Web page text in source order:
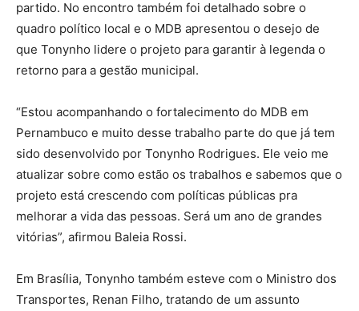
partido. No encontro também foi detalhado sobre o
quadro político local e o MDB apresentou o desejo de
que Tonynho lidere o projeto para garantir à legenda o
retorno para a gestão municipal.
“Estou acompanhando o fortalecimento do MDB em
Pernambuco e muito desse trabalho parte do que já tem
sido desenvolvido por Tonynho Rodrigues. Ele veio me
atualizar sobre como estão os trabalhos e sabemos que o
projeto está crescendo com políticas públicas pra
melhorar a vida das pessoas. Será um ano de grandes
vitórias”, afirmou Baleia Rossi.
Em Brasília, Tonynho também esteve com o Ministro dos
Transportes, Renan Filho, tratando de um assunto